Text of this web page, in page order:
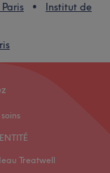
Institut de
Treatwell